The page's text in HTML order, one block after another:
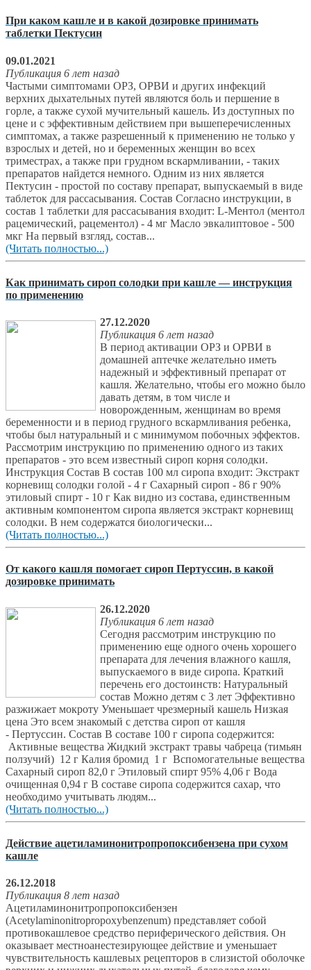
При каком кашле и в какой дозировке принимать
таблетки Пектусин
09.01.2021
Публикация 6 лет назад
Частыми симптомами ОРЗ, ОРВИ и других инфекций
верхних дыхательных путей являются боль и першение в
горле, а также сухой мучительный кашель. Из доступных по
цене и с эффективным действием при вышеперечисленных
симптомах, а также разрешенный к применению не только у
взрослых и детей, но и беременных женщин во всех
триместрах, а также при грудном вскармливании, - таких
препаратов найдется немного. Одним из них является
Пектусин - простой по составу препарат, выпускаемый в виде
таблеток для рассасывания. Состав Согласно инструкции, в
состав 1 таблетки для рассасывания входит: L-Ментол (ментол
рацемический, рацементол) - 4 мг Масло эвкалиптовое - 500
мкг На первый взгляд, состав...
(Читать полностью...)
Как принимать сироп солодки при кашле — инструкция
по применению
27.12.2020
Публикация 6 лет назад
В период активации ОРЗ и ОРВИ в
домашней аптечке желательно иметь
надежный и эффективный препарат от
кашля. Желательно, чтобы его можно было
давать детям, в том числе и
новорожденным, женщинам во время
беременности и в период грудного вскармливания ребенка,
чтобы был натуральный и с минимумом побочных эффектов.
Рассмотрим инструкцию по применению одного из таких
препаратов - это всем известный сироп корня солодки.
Инструкция Состав В состав 100 мл сиропа входит: Экстракт
корневищ солодки голой - 4 г Сахарный сироп - 86 г 90%
этиловый спирт - 10 г Как видно из состава, единственным
активным компонентом сиропа является экстракт корневищ
солодки. В нем содержатся биологически...
(Читать полностью...)
От какого кашля помогает сироп Пертуссин, в какой
дозировке принимать
26.12.2020
Публикация 6 лет назад
Сегодня рассмотрим инструкцию по
применению еще одного очень хорошего
препарата для лечения влажного кашля,
выпускаемого в виде сиропа. Краткий
перечень его достоинств: Натуральный
состав Можно детям с 3 лет Эффективно
разжижает мокроту Уменьшает чрезмерный кашель Низкая
цена Это всем знакомый с детства сироп от кашля
- Пертуссин. Состав В составе 100 г сиропа содержится:
Активные вещества Жидкий экстракт травы чабреца (тимьян
ползучий) 12 г Калия бромид 1 г Вспомогательные вещества
Сахарный сироп 82,0 г Этиловый спирт 95% 4,06 г Вода
очищенная 0,94 г В составе сиропа содержится сахар, что
необходимо учитывать людям...
(Читать полностью...)
Действие ацетиламинонитропропоксибензена при сухом
кашле
26.12.2018
Публикация 8 лет назад
Ацетиламинонитропропоксибензен
(Acetylaminonitropropoxybenzenum) представляет собой
противокашлевое средство периферического действия. Он
оказывает местноанестезирующее действие и уменьшает
чувствительность кашлевых рецепторов в слизистой оболочке